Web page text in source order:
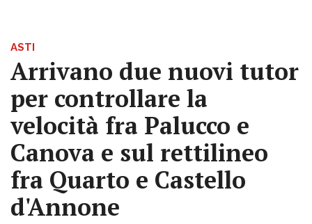
ASTI
Arrivano due nuovi tutor
per controllare la
velocità fra Palucco e
Canova e sul rettilineo
fra Quarto e Castello
d'Annone